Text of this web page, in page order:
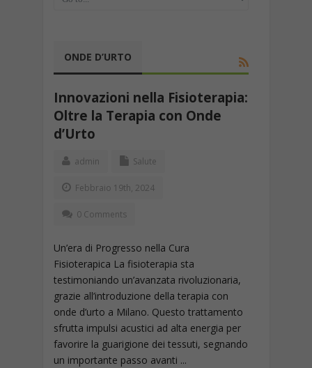
ONDE D’URTO
Innovazioni nella Fisioterapia:
Oltre la Terapia con Onde
d’Urto
admin Salute
Febbraio 19th, 2024
0 Comments
Un’era di Progresso nella Cura
Fisioterapica La fisioterapia sta
testimoniando un’avanzata rivoluzionaria,
grazie all’introduzione della terapia con
onde d’urto a Milano. Questo trattamento
sfrutta impulsi acustici ad alta energia per
favorire la guarigione dei tessuti, segnando
un importante passo avanti ...